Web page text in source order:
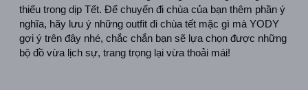
thiếu trong dịp Tết. Để chuyến đi chùa của bạn thêm phần ý
nghĩa, hãy lưu ý những outfit đi chùa tết mặc gì mà YODY
gợi ý trên đây nhé, chắc chắn bạn sẽ lựa chọn được những
bộ đồ vừa lịch sự, trang trọng lại vừa thoải mái!